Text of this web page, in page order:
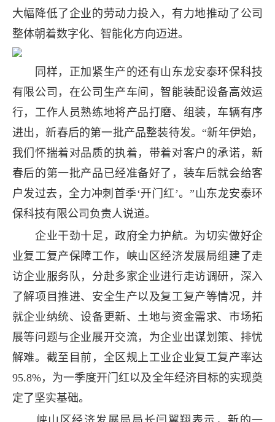
大幅降低了企业的劳动力投入，有力地推动了公司
整体朝着数字化、智能化方向迈进。
同样，正加紧生产的还有山东龙安泰环保科技
有限公司，在公司生产车间，智能装配设备高效运
行，工作人员熟练地将产品打磨、组装，车辆有序
进出，新春后的第一批产品整装待发。“新年伊始，
我们怀揣着对品质的执着，带着对客户的承诺，新
春后的第一批产品已经准备好了，装车后就会给客
户发过去，全力冲刺首季‘开门红’。”山东龙安泰环
保科技有限公司负责人说道。
企业干劲十足，政府全力护航。为切实做好企
业复工复产保障工作，峡山区经济发展局组建了走
访企业服务队，分赴多家企业进行走访调研，深入
了解项目推进、安全生产以及复工复产等情况，并
就企业纳统、设备更新、土地与资金需求、市场拓
展等问题与企业展开交流，为企业出谋划策、排忧
解难。截至目前，全区规上工业企业复工复产率达
95.8%，为一季度开门红以及全年经济目标的实现奠
定了坚实基础。